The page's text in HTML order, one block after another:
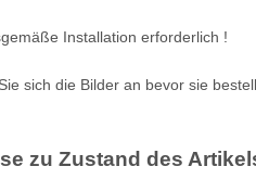
Installation erforderlich !
sich die Bilder an bevor sie
zu Zustand des